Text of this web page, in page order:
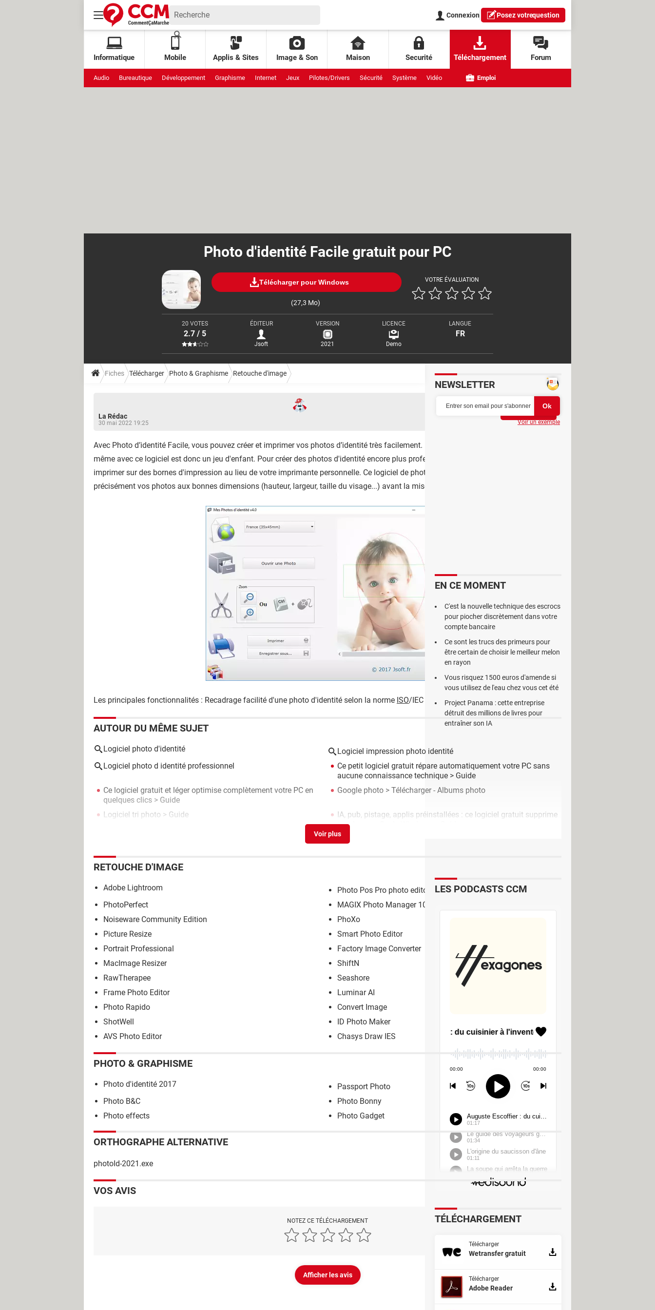
Connexion Posez votrequestion
Informatique Mobile Applis & Sites Image & Son Maison Securité Téléchargement Forum
Audio Bureautique Développement Graphisme Internet Jeux Pilotes/Drivers Sécurité Système Vidéo Emploi
Photo d'identité Facile gratuit pour PC
Télécharger pour Windows
(27,3 Mo)
VOTRE ÉVALUATION
20 VOTES
2.7 / 5
ÉDITEUR
Jsoft
VERSION
2021
LICENCE
Demo
LANGUE
FR
Fiches Télécharger Photo & Graphisme Retouche d'image
La Rédac
30 mai 2022 19:25
Avec Photo d’identité Facile, vous pouvez créer et imprimer vos photos d’identité très facilement. Réalisez vos photos d'identité vous-
même avec ce logiciel est donc un jeu d'enfant. Pour créer des photos d'identité encore plus professionnelles, vous pouvez aussi
imprimer sur des bornes d'impression au lieu de votre imprimante personnelle. Ce logiciel de photo d'identité permet de recadrer très
précisément vos photos aux bonnes dimensions (hauteur, largeur, taille du visage...) avant la mise en page.
Les principales fonctionnalités : Recadrage facilité d'une photo d'identité selon la norme ISO/IEC 19794-5. Supporte tous les pays Illimité
AUTOUR DU MÊME SUJET
Logiciel photo d'identité
Logiciel impression photo identité
Logiciel photo d identité professionnel
Ce petit logiciel gratuit répare automatiquement votre PC sans
aucune connaissance technique > Guide
Ce logiciel gratuit et léger optimise complètement votre PC en
quelques clics > Guide
Google photo > Télécharger - Albums photo
Logiciel tri photo > Guide
IA, pub, pistage, applis préinstallées : ce logiciel gratuit supprime
tout le superflu de Windows
RETOUCHE D'IMAGE
Adobe Lightroom
Photo Pos Pro photo editor
PhotoPerfect
MAGIX Photo Manager 10 deluxe
Noiseware Community Edition
PhoXo
Picture Resize
Smart Photo Editor
Portrait Professional
Factory Image Converter
MacImage Resizer
ShiftN
RawTherapee
Seashore
Frame Photo Editor
Luminar AI
Photo Rapido
Convert Image
ShotWell
ID Photo Maker
AVS Photo Editor
Chasys Draw IES
PHOTO & GRAPHISME
Photo d'identité 2017
Passport Photo
Photo B&C
Photo Bonny
Photo effects
Photo Gadget
ORTHOGRAPHE ALTERNATIVE
photoId-2021.exe
VOS AVIS
NOTEZ CE TÉLÉCHARGEMENT
Afficher les avis
NEWSLETTER
Voir un exemple
EN CE MOMENT
C'est la nouvelle technique des escrocs
pour piocher discrètement dans votre
compte bancaire
Ce sont les trucs des primeurs pour
être certain de choisir le meilleur melon
en rayon
Vous risquez 1500 euros d'amende si
vous utilisez de l'eau chez vous cet été
Project Panama : cette entreprise
détruit des millions de livres pour
entraîner son IA
LES PODCASTS CCM
TÉLÉCHARGEMENT
Télécharger
Wetransfer gratuit
Télécharger
Adobe Reader